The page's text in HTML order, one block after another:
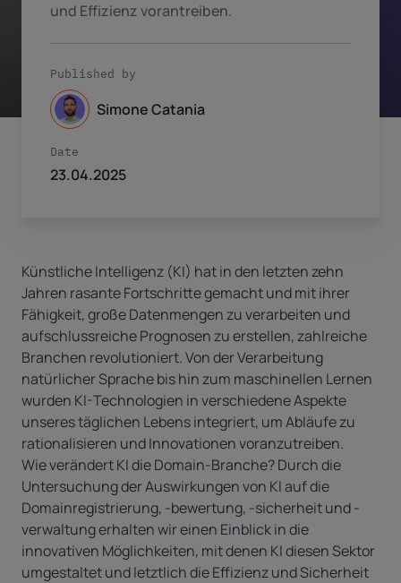
und Effizienz vorantreiben.
Published by
Simone Catania
Date
23.04.2025
Künstliche Intelligenz (KI) hat in den letzten zehn
Jahren rasante Fortschritte gemacht und mit ihrer
Fähigkeit, große Datenmengen zu verarbeiten und
aufschlussreiche Prognosen zu erstellen, zahlreiche
Branchen revolutioniert. Von der Verarbeitung
natürlicher Sprache bis hin zum maschinellen Lernen
wurden KI-Technologien in verschiedene Aspekte
unseres täglichen Lebens integriert, um Abläufe zu
rationalisieren und Innovationen voranzutreiben.
Wie verändert KI die Domain-Branche? Durch die
Untersuchung der Auswirkungen von KI auf die
Domainregistrierung, -bewertung, -sicherheit und -
verwaltung erhalten wir einen Einblick in die
innovativen Möglichkeiten, mit denen KI diesen Sektor
umgestaltet und letztlich die Effizienz und Sicherheit